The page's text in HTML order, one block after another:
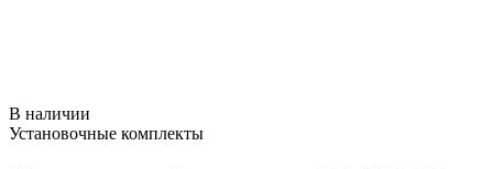
В наличии
Установочные комплекты